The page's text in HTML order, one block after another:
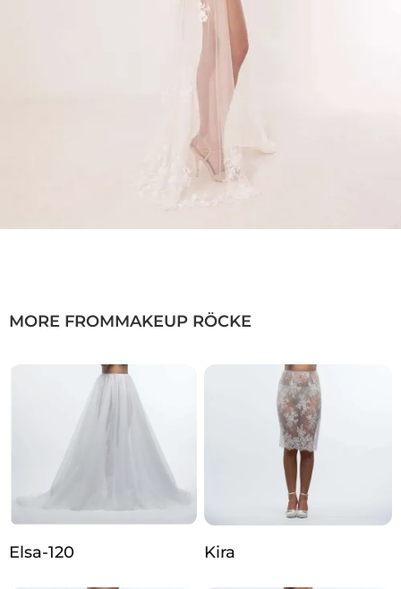
Ausschließlich mit Anprobe in
unseren Boutiquen erhältlich
Key Features
Abnehmbare Brautschleppe aus zartem
Veredelt mit matter Provence-Spitze
Bodenlanges Design für einen eleganten
Provence-Spitze | Brautrock | Düsseldorf
MORE FROMMAKEUP RÖCKE
Elsa-120 Kira